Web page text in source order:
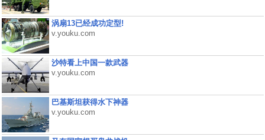
涡扇13已经成功定型!
v.youku.com
沙特看上中国一款武器
v.youku.com
巴基斯坦获得水下神器
v.youku.com